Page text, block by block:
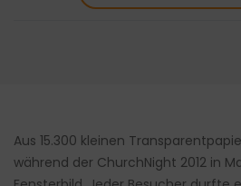
Aus 15.300 kleinen
während der ChurchNight 2012 in